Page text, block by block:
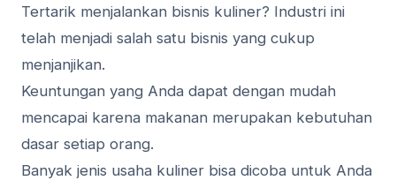
Tertarik menjalankan bisnis kuliner? Industri ini
telah menjadi salah satu bisnis yang cukup
menjanjikan.
Keuntungan yang Anda dapat dengan mudah
mencapai karena makanan merupakan kebutuhan
dasar setiap orang.
Banyak jenis usaha kuliner bisa dicoba untuk Anda